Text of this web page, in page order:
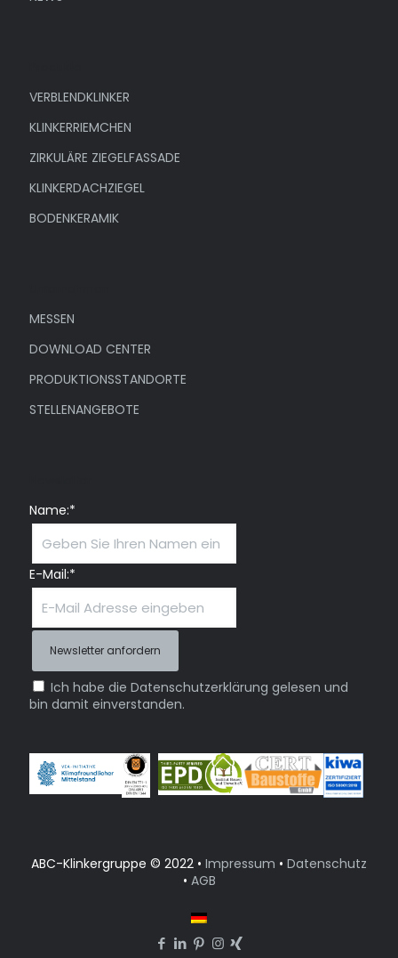
VERBLENDKLINKER
KLINKERRIEMCHEN
ZIRKULÄRE ZIEGELFASSADE
KLINKERDACHZIEGEL
BODENKERAMIK
MESSEN
DOWNLOAD CENTER
PRODUKTIONSSTANDORTE
STELLENANGEBOTE
Name:*
E-Mail:*
Ich habe die Datenschutzerklärung gelesen und
bin damit einverstanden.
ABC-Klinkergruppe © 2022 • Impressum • Datenschutz
• AGB